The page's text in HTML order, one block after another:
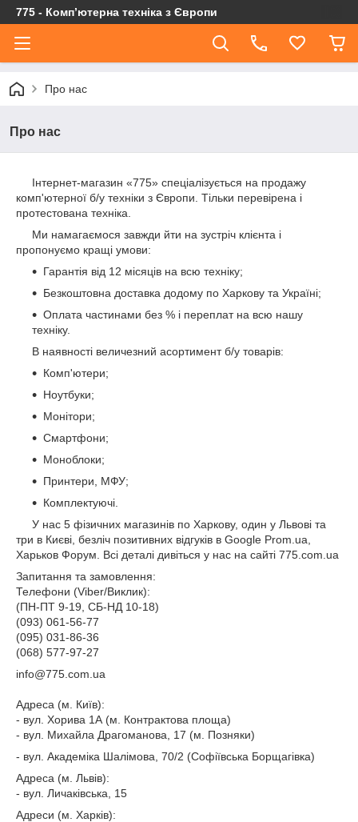
775 - Компʼютерна техніка з Європи
Про нас
Про нас
Інтернет-магазин «775» спеціалізується на продажу
комп'ютерної б/у техніки з Європи. Тільки перевірена і
протестована техніка.
Ми намагаємося завжди йти на зустріч клієнта і
пропонуємо кращі умови:
Гарантія від 12 місяців на всю техніку;
Безкоштовна доставка додому по Харкову та Україні;
Оплата частинами без % і переплат на всю нашу
техніку.
В наявності величезний асортимент б/у товарів:
Комп'ютери;
Ноутбуки;
Монітори;
Смартфони;
Моноблоки;
Принтери, МФУ;
Комплектуючі.
У нас 5 фізичних магазинів по Харкову, один у Львові та
три в Києві, безліч позитивних відгуків в Google Prom.ua,
Харьков Форум. Всі деталі дивіться у нас на сайті 775.com.ua
Запитання та замовлення:
Телефони (Viber/Виклик):
(ПН-ПТ 9-19, СБ-НД 10-18)
(093) 061-56-77
(095) 031-86-36
(068) 577-97-27
info@775.com.ua
Адреса (м. Київ):
- вул. Хорива 1А (м. Контрактова площа)
- вул. Михайла Драгоманова, 17 (м. Позняки)
- вул. Академіка Шалімова, 70/2 (Софіївська Борщагівка)
Адреса (м. Львів):
- вул. Личаківська, 15
Адреси (м. Харків):